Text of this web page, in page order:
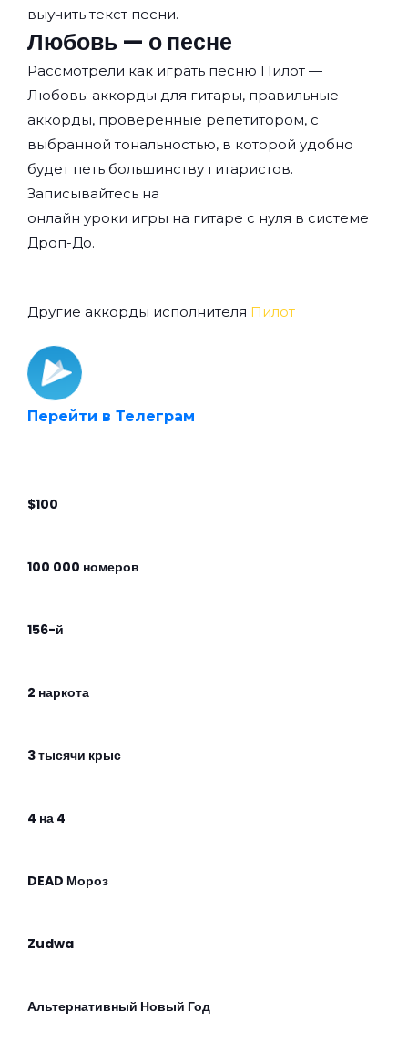
выучить текст песни.
Любовь — о песне
Рассмотрели как играть песню Пилот —
Любовь: аккорды для гитары, правильные
аккорды, проверенные репетитором, с
выбранной тональностью, в которой удобно
будет петь большинству гитаристов.
Записывайтесь на
онлайн уроки игры на гитаре с нуля в системе
Дроп-До.
Другие аккорды исполнителя Пилот
Перейти в Телеграм
$100
100 000 номеров
156-й
2 наркота
3 тысячи крыс
4 на 4
DEAD Мороз
Zudwa
Альтернативный Новый Год